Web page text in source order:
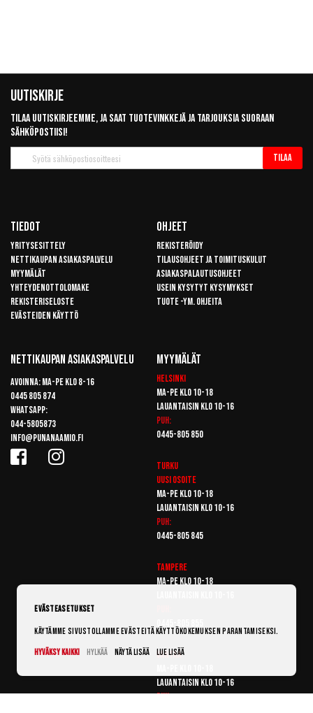
Uutiskirje
Tilaa uutiskirjeemme, ja saat tuotevinkkejä ja tarjouksia suoraan
sähköpostiisi!
uutiskirje
Tilaa
Tiedot
Yritysesittely
Nettikaupan asiakaspalvelu
Myymälät
Yhteydenottolomake
Rekisteriseloste
Evästeiden käyttö
Ohjeet
Rekisteröidy
Tilausohjeet ja toimituskulut
Asiakaspalautusohjeet
Usein kysytyt kysymykset
Tuote -ym. ohjeita
Nettikaupan Asiakaspalvelu
Avoinna: Ma-pe klo 8-16
0445 805 874
Whatsapp:
044-5805873
info@punanaamio.fi
Myymälät
Helsinki
Ma-pe klo 10-18
Lauantaisin klo 10-16
Puh:
0445-805 850
Turku
Uusi osoite
Ma-pe klo 10-18
Lauantaisin klo 10-16
Puh:
0445-805 845
Tampere
Ma-pe klo 10-18
Vantaa
Lauantaisin klo 10-16
Puh:
Evästeasetukset
Käytämme sivustollamme evästeitä käyttökokemuksen parantamiseksi.
Hyväksy kaikki
Hylkää Näytä lisää Lue lisää